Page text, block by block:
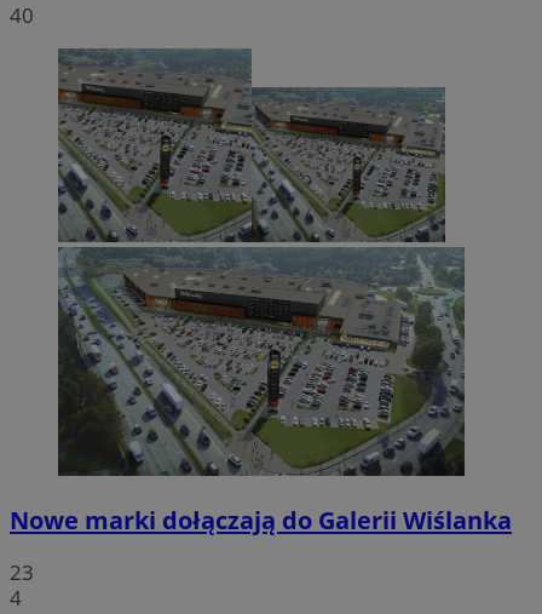
40
Nowe marki dołączają do Galerii Wiślanka
23
4